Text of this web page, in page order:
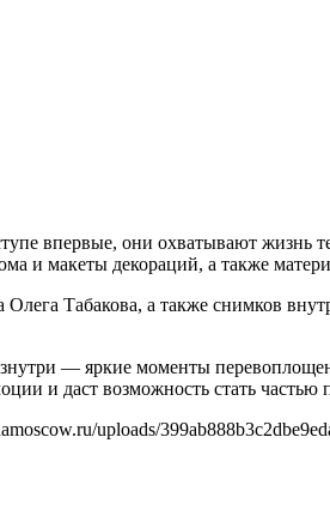
впервые, они охватывают жизнь
и макеты декораций, а также
Табакова, а также снимков
— яркие моменты
и даст возможность стать частью
uploads/